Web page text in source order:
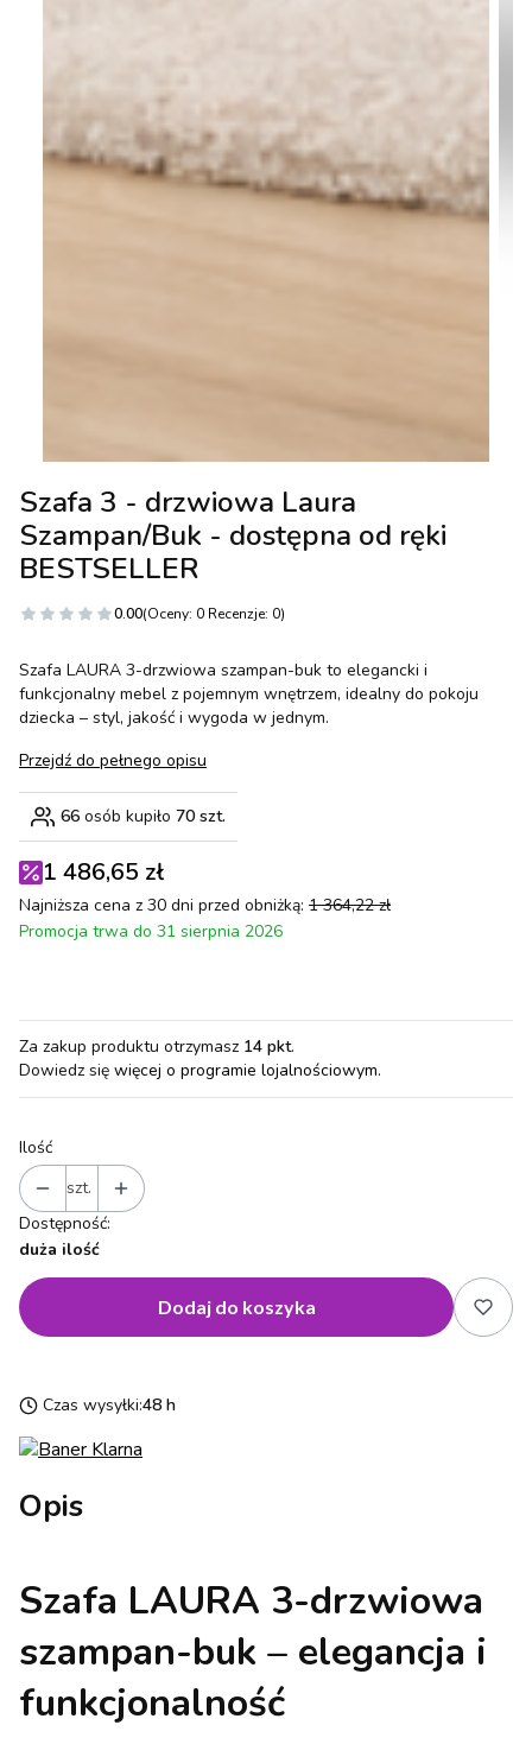
Szafa 3 - drzwiowa Laura
Szampan/Buk - dostępna od ręki
BESTSELLER
0.00(Oceny: 0 Recenzje: 0)
Szafa LAURA 3-drzwiowa szampan-buk to elegancki i
funkcjonalny mebel z pojemnym wnętrzem, idealny do pokoju
dziecka – styl, jakość i wygoda w jednym.
Przejdź do pełnego opisu
66 osób kupiło 70 szt.
1 486,65 zł
Najniższa cena z 30 dni przed obniżką: 1 364,22 zł
Promocja trwa do 31 sierpnia 2026
Za zakup produktu otrzymasz 14 pkt.
Dowiedz się więcej o programie lojalnościowym.
Ilość
szt.
Dostępność:
duża ilość
Dodaj do koszyka
Czas wysyłki:48 h
Opis
Szafa LAURA 3-drzwiowa
szampan-buk – elegancja i
funkcjonalność